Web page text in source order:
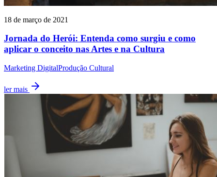
18 de março de 2021
Jornada do Herói: Entenda como surgiu e como
aplicar o conceito nas Artes e na Cultura
Marketing DigitalProdução Cultural
ler mais